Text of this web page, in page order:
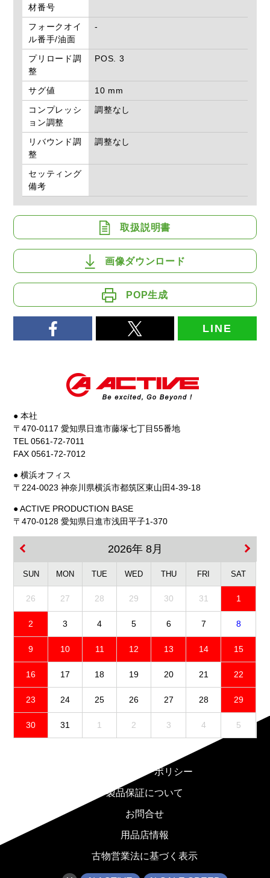
材番号
フォークオイ
ル番手/油面
-
プリロード調
整
POS. 3
サグ値
10 mm
コンプレッシ
ョン調整
調整なし
リバウンド調
整
調整なし
セッティング
備考
取扱説明書
画像ダウンロード
POP生成
LINE
● 本社
〒470-0117 愛知県日進市藤塚七丁目55番地
TEL 0561-72-7011
FAX 0561-72-7012
● 横浜オフィス
〒224-0023 神奈川県横浜市都筑区東山田4-39-18
● ACTIVE PRODUCTION BASE
〒470-0128 愛知県日進市浅田平子1-370
2026年 8月
SUN MON TUE WED THU FRI SAT
26 27 28 29 30 31 1
2 3 4 5 6 7 8
9 10 11 12 13 14 15
16 17 18 19 20 21 22
23 24 25 26 27 28 29
30 31 1 2 3 4 5
プライバシーポリシー
製品保証について
お問合せ
用品店情報
古物営業法に基づく表示